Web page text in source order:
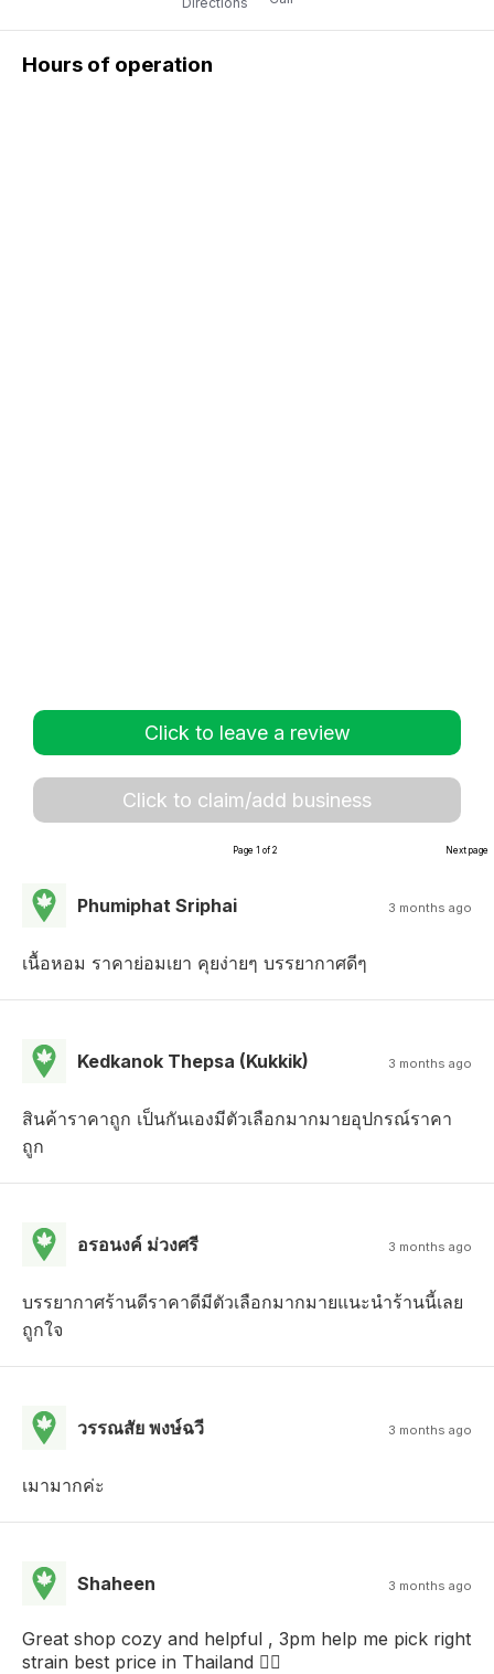
Hours of operation
Click to leave a review
Click to claim/add business
Page 1 of 2 Next page
Phumiphat Sriphai 3 months ago
เนื้อหอม ราคาย่อมเยา คุยง่ายๆ บรรยากาศดีๆ
Kedkanok Thepsa (Kukkik) 3 months ago
สินค้าราคาถูก เป็นกันเองมีตัวเลือกมากมายอุปกรณ์ราคา
ถูก
อรอนงค์ ม่วงศรี 3 months ago
บรรยากาศร้านดีราคาดีมีตัวเลือกมากมายแนะนำร้านนี้เลย
ถูกใจ
วรรณสัย พงษ์ฉวี 3 months ago
เมามากค่ะ
Shaheen 3 months ago
Great shop cozy and helpful , 3pm help me pick right
strain best price in Thailand ✌🏻